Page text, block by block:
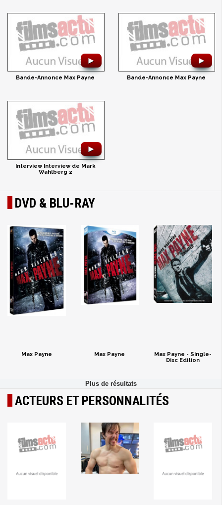
►
Bande-Annonce Max Payne
►
Bande-Annonce Max Payne
►
Interview Interview de Mark
Wahlberg 2
DVD & BLU-RAY
Max Payne Max Payne
Max Payne - Single-
Disc Edition
ACTEURS ET PERSONNALITÉS